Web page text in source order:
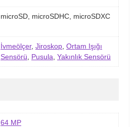
microSD, microSDHC, microSDXC
İvmeölçer, Jiroskop Ortam Işığı
Sensörü
Pusula Yakınlık Sensörü
64 MP